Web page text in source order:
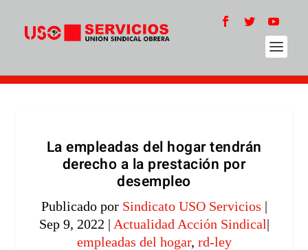
La empleadas del hogar tendrán
derecho a la prestación por
desempleo
Publicado por Sindicato USO Servicios |
Sep 9, 2022 | Actualidad Acción Sindical|
empleadas del hogar, rd-ley